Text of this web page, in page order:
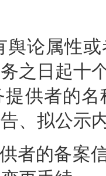
舆论属性
之日起十
供者的
、拟公示
者的备案